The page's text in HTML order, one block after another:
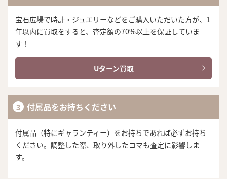
宝石広場で時計・ジュエリーなどをご購入いただいた方が、1
年以内に買取をすると、査定額の70%以上を保証していま
す！
Uターン買取
付属品をお持ちください
付属品（特にギャランティー）をお持ちであれば必ずお持ち
ください。調整した際、取り外したコマも査定に影響しま
す。